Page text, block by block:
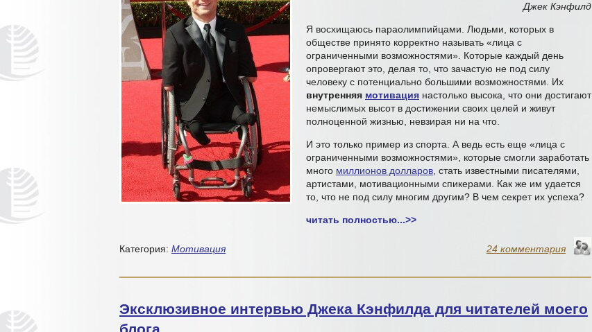
Джек Кэнфилд
Я восхищаюсь параолимпийцами. Людьми, которых в
обществе принято корректно называть «лица с
ограниченными возможностями». Которые каждый день
опровергают это, делая то, что зачастую не под силу
человеку с потенциально большими возможностями. Их
внутренняя мотивация настолько высока, что они достигают
немыслимых высот в достижении своих целей и живут
полноценной жизнью, невзирая ни на что.
И это только пример из спорта. А ведь есть еще «лица с
ограниченными возможностями», которые смогли заработать
много миллионов долларов, стать известными писателями,
артистами, мотивационными спикерами. Как же им удается
то, что не под силу многим другим? В чем секрет их успеха?
читать полностью...>>
Категория: Мотивация 24 комментария
Эксклюзивное интервью Джека Кэнфилда для читателей моего